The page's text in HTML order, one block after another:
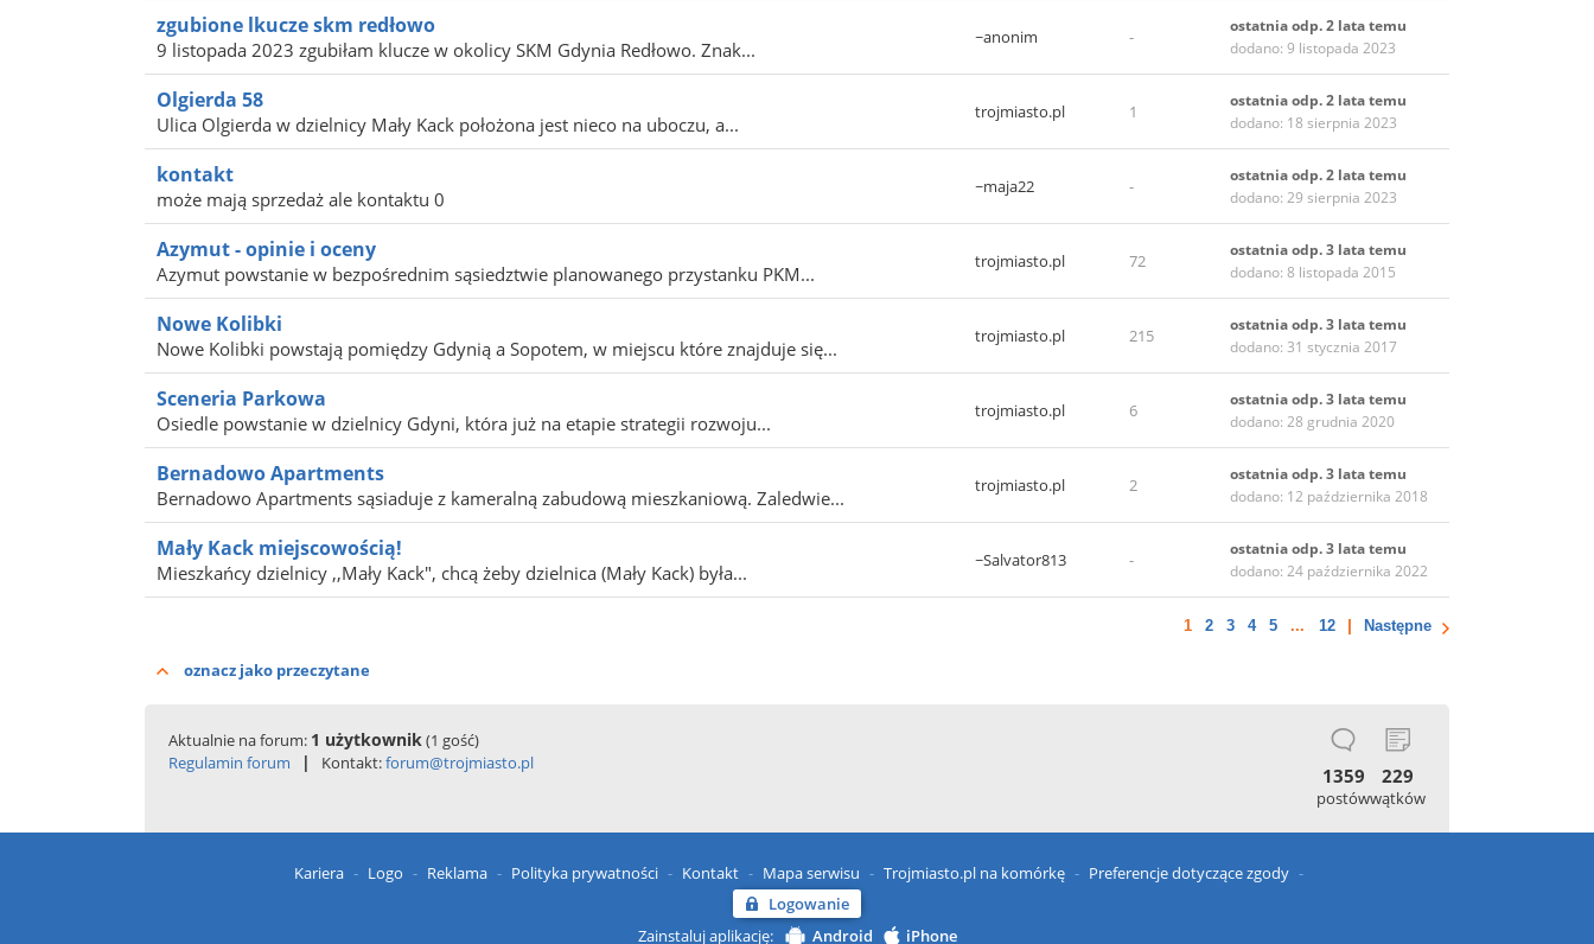
zgubione lkucze skm redłowo
9 listopada 2023 zgubiłam klucze w okolicy SKM Gdynia Redłowo. Znak...
~anonim -
ostatnia odp. 2 lata temu
dodano: 9 listopada 2023
Olgierda 58
Ulica Olgierda w dzielnicy Mały Kack położona jest nieco na uboczu, a...
trojmiasto.pl 1
ostatnia odp. 2 lata temu
dodano: 18 sierpnia 2023
kontakt
może mają sprzedaż ale kontaktu 0
~maja22 -
ostatnia odp. 2 lata temu
dodano: 29 sierpnia 2023
Azymut - opinie i oceny
Azymut powstanie w bezpośrednim sąsiedztwie planowanego przystanku PKM...
trojmiasto.pl 72
ostatnia odp. 3 lata temu
dodano: 8 listopada 2015
Nowe Kolibki
Nowe Kolibki powstają pomiędzy Gdynią a Sopotem, w miejscu które znajduje się...
trojmiasto.pl 215
ostatnia odp. 3 lata temu
dodano: 31 stycznia 2017
Sceneria Parkowa
Osiedle powstanie w dzielnicy Gdyni, która już na etapie strategii rozwoju...
trojmiasto.pl 6
ostatnia odp. 3 lata temu
dodano: 28 grudnia 2020
Bernadowo Apartments
Bernadowo Apartments sąsiaduje z kameralną zabudową mieszkaniową. Zaledwie...
trojmiasto.pl 2
ostatnia odp. 3 lata temu
dodano: 12 października 2018
Mały Kack miejscowością!
Mieszkańcy dzielnicy ,,Mały Kack", chcą żeby dzielnica (Mały Kack) była...
~Salvator813 -
ostatnia odp. 3 lata temu
dodano: 24 października 2022
1 2 3 4 5 ... 12 Następne
oznacz jako przeczytane
Aktualnie na forum: 1 użytkownik(1 gość)
Regulamin forum
| Kontakt:forum@trojmiasto.pl
1359
postów
229
wątków
Kariera Logo Reklama Polityka prywatności Kontakt Mapa serwisu Trojmiasto.pl na komórkę
Preferencje dotyczące zgody
Logowanie
Zainstaluj aplikację:
Android iPhone